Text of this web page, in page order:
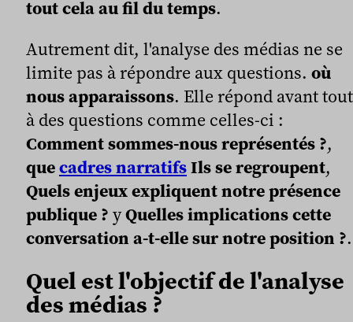
tout cela au fil du temps.
Autrement dit, l'analyse des médias ne se
limite pas à répondre aux questions. où
nous apparaissons. Elle répond avant tout
à des questions comme celles-ci :
Comment sommes-nous représentés ?,
quecadres narratifsIls se regroupent,
Quels enjeux expliquent notre présence
publique ? yQuelles implications cette
conversation a-t-elle sur notre position ?.
Quel est l'objectif de l'analyse
des médias ?